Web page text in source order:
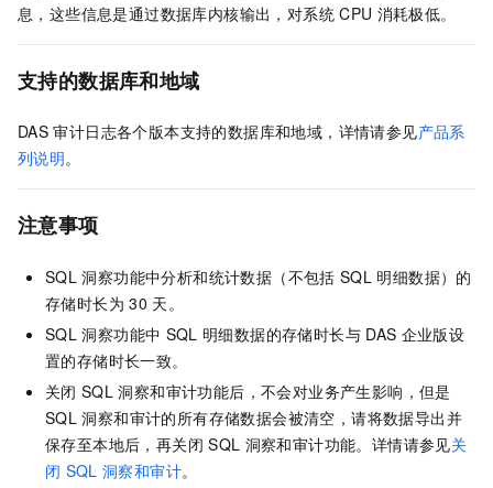
息，这些信息是通过数据库内核输出，对系统 CPU 消耗极低。
支持的数据库和地域
DAS 审计日志各个版本支持的数据库和地域，详情请参见产品系
列说明。
注意事项
SQL 洞察功能中分析和统计数据（不包括 SQL 明细数据）的
存储时长为 30 天。
SQL 洞察功能中 SQL 明细数据的存储时长与 DAS 企业版设
置的存储时长一致。
关闭 SQL 洞察和审计功能后，不会对业务产生影响，但是
SQL 洞察和审计的所有存储数据会被清空，请将数据导出并
保存至本地后，再关闭 SQL 洞察和审计功能。详情请参见关
闭 SQL 洞察和审计。